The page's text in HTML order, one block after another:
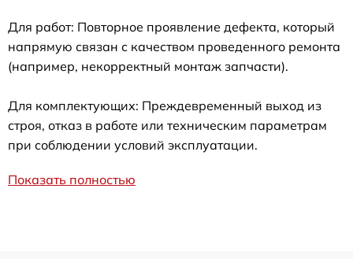
Для работ: Повторное проявление дефекта, который
напрямую связан с качеством проведенного ремонта
(например, некорректный монтаж запчасти).
Для комплектующих: Преждевременный выход из
строя, отказ в работе или техническим параметрам
при соблюдении условий эксплуатации.
Показать полностью